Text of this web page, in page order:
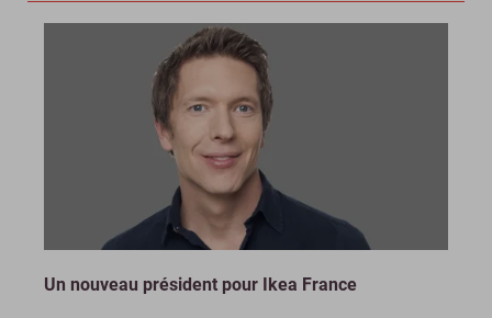
Un nouveau président pour Ikea France